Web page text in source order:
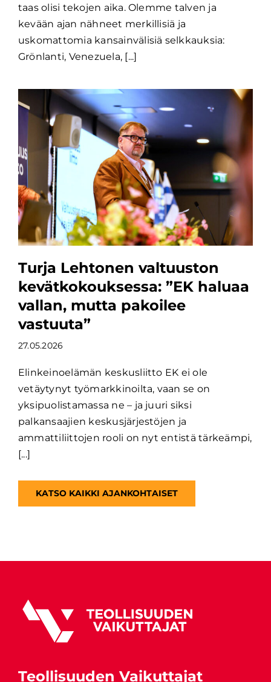
taas olisi tekojen aika. Olemme talven ja
kevään ajan nähneet merkillisiä ja
uskomattomia kansainvälisiä selkkauksia:
Grönlanti, Venezuela, [...]
Turja Lehtonen valtuuston
kevätkokouksessa: ”EK haluaa
vallan, mutta pakoilee
vastuuta”
27.05.2026
Elinkeinoelämän keskusliitto EK ei ole
vetäytynyt työmarkkinoilta, vaan se on
yksipuolistamassa ne – ja juuri siksi
palkansaajien keskusjärjestöjen ja
ammattiliittojen rooli on nyt entistä tärkeämpi,
[...]
KATSO KAIKKI AJANKOHTAISET
Teollisuuden Vaikuttajat